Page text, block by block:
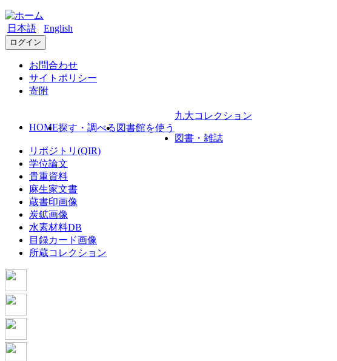
日本語 English
ログイン
お問合わせ
サイトポリシー
寄附
HOME探す・調べる 図書館を使う
九大コレクション
図書・雑誌
リポジトリ(QIR)
学位論文
貴重資料
麻生家文書
蔵書印画像
炭鉱画像
水素材料DB
目録カード画像
所蔵コレクション